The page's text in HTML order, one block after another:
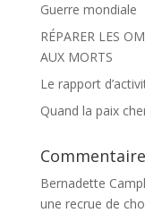
Guerre mondiale
RÉPARER LES
AUX MORTS
Le rapport
Quand la paix
Bernadette
une recrue de